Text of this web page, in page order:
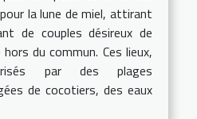
la lune de miel, attirant
de couples désireux de
du commun. Ces lieux,
par des plages
de cocotiers, des eaux